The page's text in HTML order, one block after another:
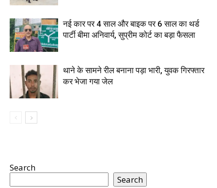
नई कार पर 4 साल और बाइक पर 6 साल का थर्ड
पार्टी बीमा अनिवार्य, सुप्रीम कोर्ट का बड़ा फैसला
थाने के सामने रील बनाना पड़ा भारी, युवक गिरफ्तार
कर भेजा गया जेल
Search
Search